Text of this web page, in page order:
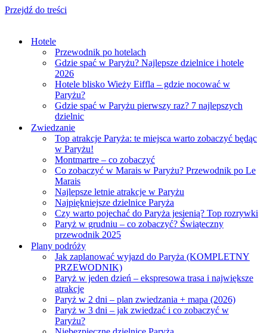
Przejdź do treści
Hotele
Przewodnik po hotelach
Gdzie spać w Paryżu? Najlepsze dzielnice i hotele
2026
Hotele blisko Wieży Eiffla – gdzie nocować w
Paryżu?
Gdzie spać w Paryżu pierwszy raz? 7 najlepszych
dzielnic
Zwiedzanie
Top atrakcje Paryża: te miejsca warto zobaczyć będąc
w Paryżu!
Montmartre – co zobaczyć
Co zobaczyć w Marais w Paryżu? Przewodnik po Le
Marais
Najlepsze letnie atrakcje w Paryżu
Najpiękniejsze dzielnice Paryża
Czy warto pojechać do Paryża jesienią? Top rozrywki
Paryż w grudniu – co zobaczyć? Świąteczny
przewodnik 2025
Plany podróży
Jak zaplanować wyjazd do Paryża (KOMPLETNY
PRZEWODNIK)
Paryż w jeden dzień – ekspresowa trasa i największe
atrakcje
Paryż w 2 dni – plan zwiedzania + mapa (2026)
Paryż w 3 dni – jak zwiedzać i co zobaczyć w
Paryżu?